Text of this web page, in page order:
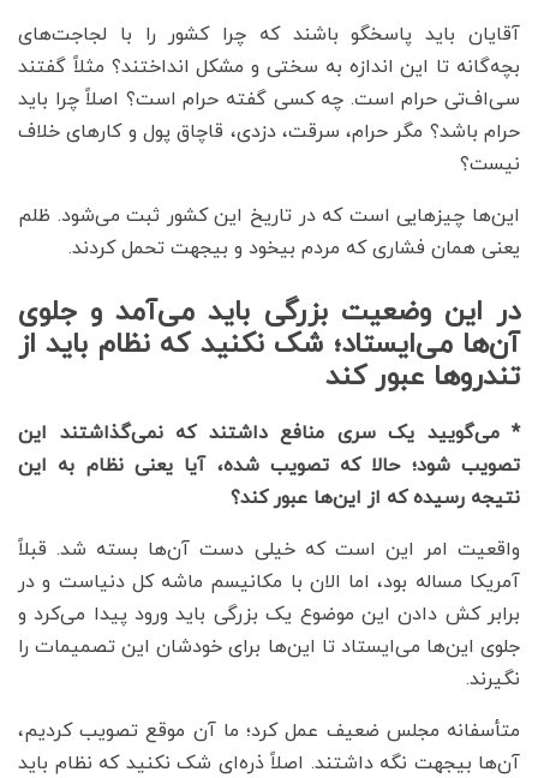
آقایان باید پاسخگو باشند که چرا کشور را با لجاجت‌های
بچه‌گانه تا این اندازه به سختی و مشکل انداختند؟ مثلاً گفتند
سی‌اف‌تی حرام است. چه کسی گفته حرام است؟ اصلاً چرا باید
حرام باشد؟ مگر حرام، سرقت، دزدی، قاچاق پول و کارهای خلاف
نیست؟
این‌ها چیزهایی است که در تاریخ این کشور ثبت می‌شود. ظلم
یعنی همان فشاری که مردم بیخود و بیجهت تحمل کردند.
در این وضعیت بزرگی باید می‌آمد و جلوی
آن‌ها می‌ایستاد؛ شک نکنید که نظام باید از
تندروها عبور کند
* می‌گویید یک سری منافع داشتند که نمی‌گذاشتند این
تصویب شود؛ حالا که تصویب شده، آیا یعنی نظام به این
نتیجه رسیده که از این‌ها عبور کند؟
واقعیت امر این است که خیلی دست آن‌ها بسته شد. قبلاً
آمریکا مساله بود، اما الان با مکانیسم ماشه کل دنیاست و در
برابر کش دادن این موضوع یک بزرگی باید ورود پیدا می‌کرد و
جلوی این‌ها می‌ایستاد تا این‌ها برای خودشان این تصمیمات را
نگیرند.
متأسفانه مجلس ضعیف عمل کرد؛ ما آن موقع تصویب کردیم،
آن‌ها بیجهت نگه داشتند. اصلاً ذره‌ای شک نکنید که نظام باید